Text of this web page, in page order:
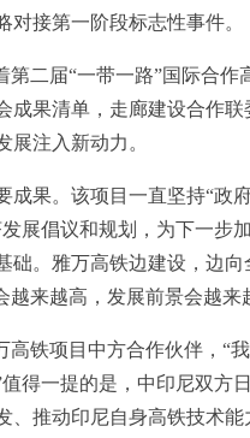
接第一阶段标志性事件。
二届“一带一路”国际合作
果清单，走廊建设合作
注入新动力。
果。该项目一直坚持“政
展倡议和规划，为下一步
。雅万高铁边建设，边
来越高，发展前景会越来
铁项目中方合作伙伴，“
得一提的是，中印尼双方
推动印尼自身高铁技术